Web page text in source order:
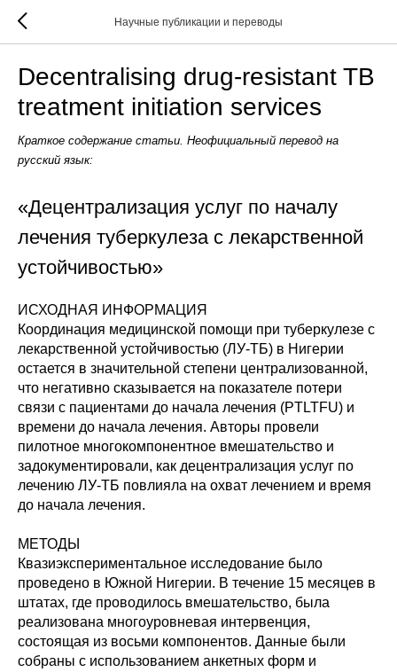
Научные публикации и переводы
Decentralising drug-resistant TB
treatment initiation services
Краткое содержание статьи. Неофициальный перевод на
русский язык:
«Децентрализация услуг по началу
лечения туберкулеза с лекарственной
устойчивостью»
ИСХОДНАЯ ИНФОРМАЦИЯ
Координация медицинской помощи при туберкулезе с
лекарственной устойчивостью (ЛУ-ТБ) в Нигерии
остается в значительной степени централизованной,
что негативно сказывается на показателе потери
связи с пациентами до начала лечения (PTLTFU) и
времени до начала лечения. Авторы провели
пилотное многокомпонентное вмешательство и
задокументировали, как децентрализация услуг по
лечению ЛУ-ТБ повлияла на охват лечением и время
до начала лечения.
МЕТОДЫ
Квазиэкспериментальное исследование было
проведено в Южной Нигерии. В течение 15 месяцев в
штатах, где проводилось вмешательство, была
реализована многоуровневая интервенция,
состоящая из восьми компонентов. Данные были
собраны с использованием анкетных форм и